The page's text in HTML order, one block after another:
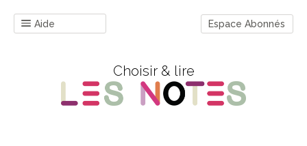
Aide Espace Abonnés
Choisir & lire